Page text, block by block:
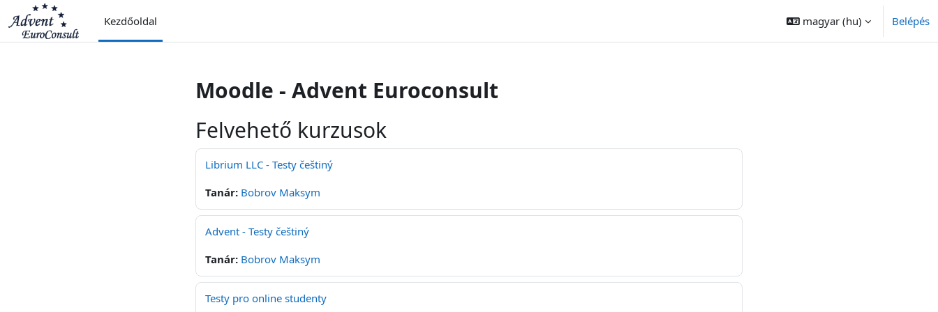
Tovább a fő tartalomhoz
Kezdőoldal
magyar ‎(hu)‎ Belépés
Moodle - Advent Euroconsult
Felvehető kurzusok
Librium LLC - Testy češtiný
Tanár: Bobrov Maksym
Advent - Testy češtiný
Tanár: Bobrov Maksym
Testy pro online studenty